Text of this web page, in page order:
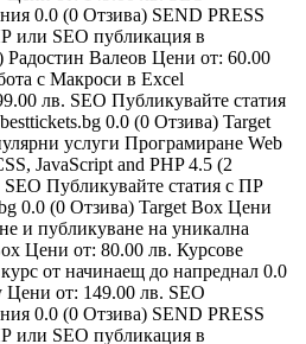
0.0 (0 Отзива) SEND PRESS
или SEO публикация в
Радостин Валеов Цени от: 60.00
с Макроси в Excel
лв. SEO Публикувайте статия
0.0 (0 Отзива) Target
услуги Програмиране Web
JavaScript and PHP 4.5 (2
Публикувайте статия с ПР
0.0 (0 Отзива) Target Box Цени
и публикуване на уникална
Цени от: 80.00 лв. Курсове
от начинаещ до напреднал 0.0
Цени от: 149.00 лв. SEO
0.0 (0 Отзива) SEND PRESS
или SEO публикация в